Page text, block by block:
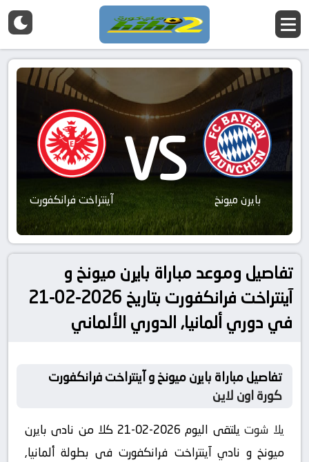
بايرن ميونخ VS آينتراخت فرانكفورت
تفاصيل وموعد مباراة بايرن ميونخ و
آينتراخت فرانكفورت بتاريخ 2026-02-21
في دوري ألمانيا, الدوري الألماني
تفاصيل مباراة بايرن ميونخ و آينتراخت فرانكفورت
كورة اون لاين
يلا شوت
يلتقى اليوم 2026-02-21 كلا من نادى بايرن
ميونخ و نادي آينتراخت فرانكفورت فى بطولة ألمانيا,